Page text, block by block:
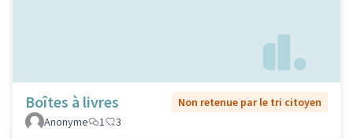
Boîtes à livres
Non retenue par le tri citoyen
Anonyme
1 3